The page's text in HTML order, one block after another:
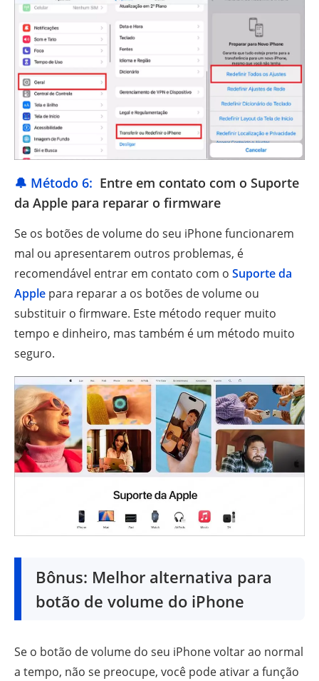
🔔 Método 6: Entre em contato com o Suporte
da Apple para reparar o firmware
Se os botões de volume do seu iPhone funcionarem
mal ou apresentarem outros problemas, é
recomendável entrar em contato com o Suporte da
Apple para reparar a os botões de volume ou
substituir o firmware. Este método requer muito
tempo e dinheiro, mas também é um método muito
seguro.
Bônus: Melhor alternativa para
botão de volume do iPhone
Se o botão de volume do seu iPhone voltar ao normal
a tempo, não se preocupe, você pode ativar a função